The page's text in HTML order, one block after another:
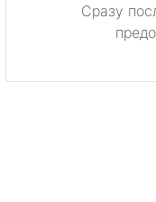
Сразу